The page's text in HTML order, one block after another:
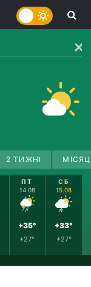
2 ТИЖНІ
ПТ
14.08
+35°
+27°
СБ
15.08
+33°
+27°